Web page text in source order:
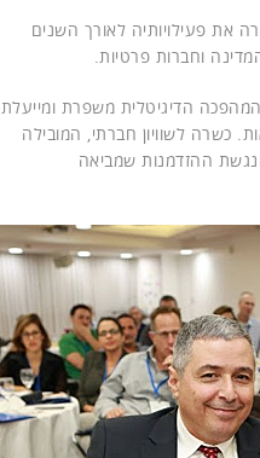
את פעילויותיה לאורך השנים
וחברות פרטיות.
הדיגיטלית משפרת ומייעלת
כשרה לשוויון חברתי, המובילה
ההזדמנות שמביאה